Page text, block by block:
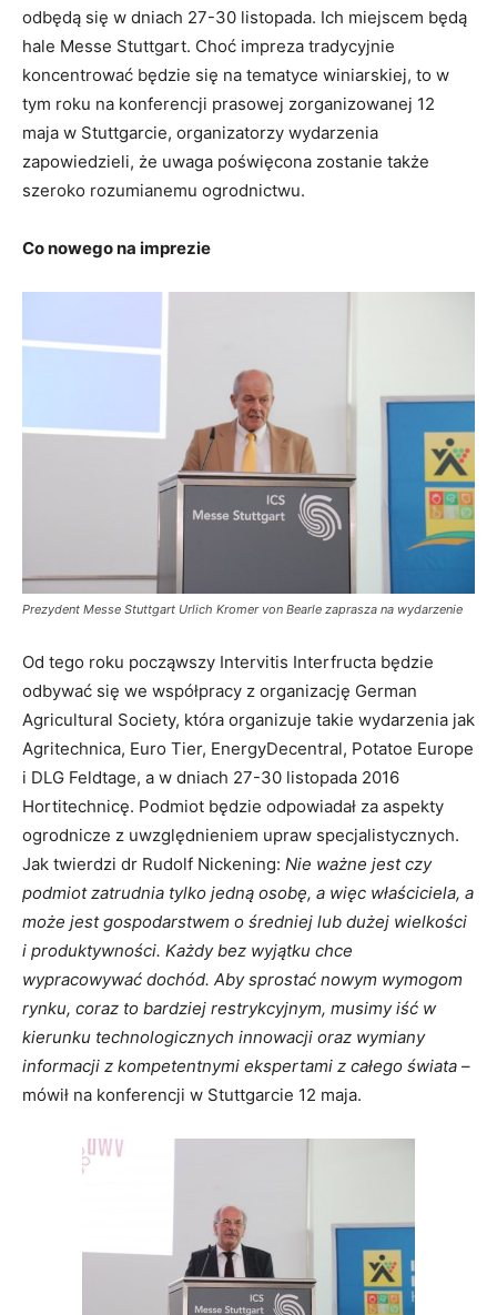
odbędą się w dniach 27-30 listopada. Ich miejscem będą
hale Messe Stuttgart. Choć impreza tradycyjnie
koncentrować będzie się na tematyce winiarskiej, to w
tym roku na konferencji prasowej zorganizowanej 12
maja w Stuttgarcie, organizatorzy wydarzenia
zapowiedzieli, że uwaga poświęcona zostanie także
szeroko rozumianemu ogrodnictwu.
Co nowego na imprezie
Prezydent Messe Stuttgart Urlich Kromer von Bearle zaprasza na wydarzenie
Od tego roku począwszy Intervitis Interfructa będzie
odbywać się we współpracy z organizację German
Agricultural Society, która organizuje takie wydarzenia jak
Agritechnica, Euro Tier, EnergyDecentral, Potatoe Europe
i DLG Feldtage, a w dniach 27-30 listopada 2016
Hortitechnicę. Podmiot będzie odpowiadał za aspekty
ogrodnicze z uwzględnieniem upraw specjalistycznych.
Jak twierdzi dr Rudolf Nickening: Nie ważne jest czy
podmiot zatrudnia tylko jedną osobę, a więc właściciela, a
może jest gospodarstwem o średniej lub dużej wielkości
i produktywności. Każdy bez wyjątku chce
wypracowywać dochód. Aby sprostać nowym wymogom
rynku, coraz to bardziej restrykcyjnym, musimy iść w
kierunku technologicznych innowacji oraz wymiany
informacji z kompetentnymi ekspertami z całego świata –
mówił na konferencji w Stuttgarcie 12 maja.